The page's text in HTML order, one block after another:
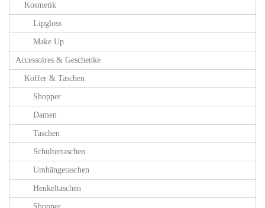
Kosmetik
Lipgloss
Make Up
Accessoires & Geschenke
Koffer & Taschen
Shopper
Damen
Taschen
Schultertaschen
Umhängetaschen
Henkeltaschen